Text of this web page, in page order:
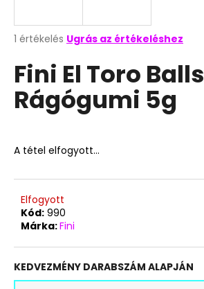
A
átlagos
értékelése
5-
ből
1 értékelés Ugrás az értékeléshez
Fini El Toro Balls
Rágógumi 5g
A tétel elfogyott…
Elfogyott
Kód: 990
Márka:Fini
KEDVEZMÉNY DARABSZÁM ALAPJÁN
A
á
n
k
WAFERS
KÓKUSZKRÉMES
NÁPOLYI
490
Ft